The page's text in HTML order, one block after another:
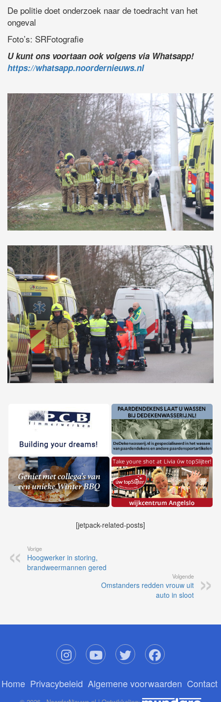
De politie doet onderzoek naar de toedracht van het
ongeval
Foto’s: SRFotografie
U kunt ons voortaan ook volgens via Whatsapp!
https://whatsapp.noordernieuws.nl
[jetpack-related-posts]
Vorige
Hoogwerker in storing,
brandweermannen gered
Volgende
Omstanders redden vrouw uit
auto in sloot
Home Privacybeleid Algemene voorwaarden Contact